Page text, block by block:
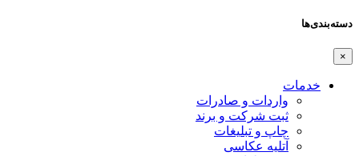
دسته‌بندی‌ها
×
خدمات
واردات و صادرات
ثبت شرکت و برند
چاپ و تبلیغات
آتلیه عکاسی